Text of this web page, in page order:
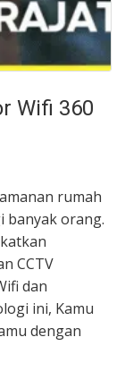
Wifi 360
rumah
banyak orang.
CCTV
dan
ini, Kamu
dengan